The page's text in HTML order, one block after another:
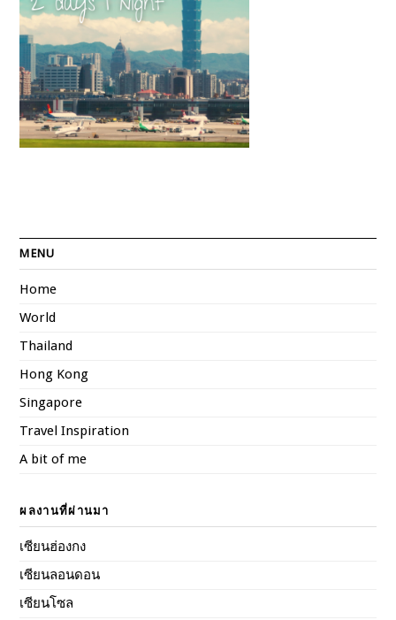
MENU
Home
World
Thailand
Hong Kong
Singapore
Travel Inspiration
A bit of me
ผลงานที่ผ่านมา
เซียนฮ่องกง
เซียนลอนดอน
เซียนโซล